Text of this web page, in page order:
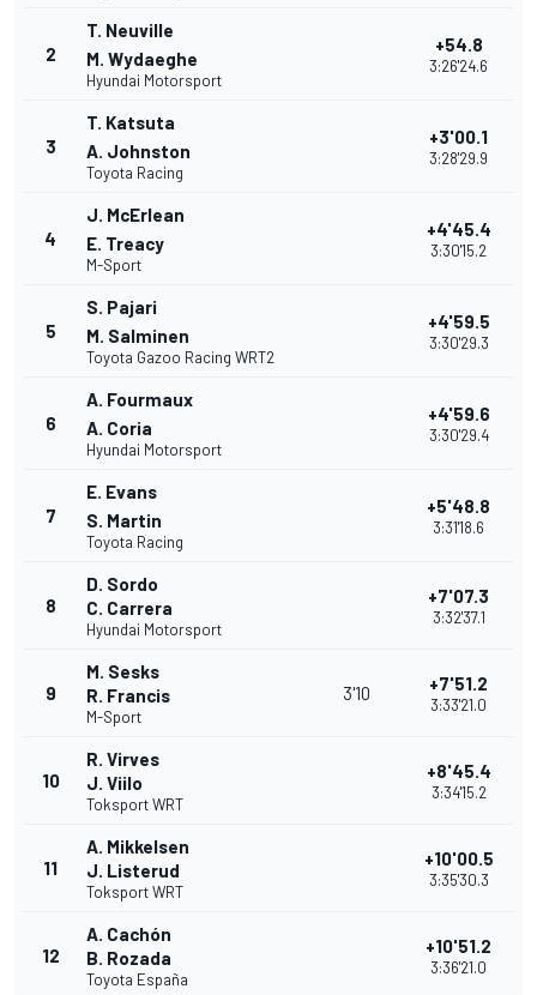
2
T. Neuville
M. Wydaeghe
Hyundai Motorsport
+54.8
3:26'24.6
3
T. Katsuta
A. Johnston
Toyota Racing
+3'00.1
3:28'29.9
4
J. McErlean
E. Treacy
M-Sport
+4'45.4
3:30'15.2
5
S. Pajari
M. Salminen
Toyota Gazoo Racing WRT2
+4'59.5
3:30'29.3
6
A. Fourmaux
A. Coria
Hyundai Motorsport
+4'59.6
3:30'29.4
7
E. Evans
S. Martin
Toyota Racing
+5'48.8
3:31'18.6
8
D. Sordo
C. Carrera
Hyundai Motorsport
+7'07.3
3:32'37.1
9
M. Sesks
R. Francis
M-Sport
3'10 +7'51.2
3:33'21.0
10
R. Virves
J. Viilo
Toksport WRT
+8'45.4
3:34'15.2
11
A. Mikkelsen
J. Listerud
Toksport WRT
+10'00.5
3:35'30.3
12
A. Cachón
B. Rozada
Toyota España
+10'51.2
3:36'21.0